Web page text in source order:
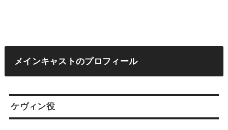
メインキャストのプロフィール
ケヴィン役